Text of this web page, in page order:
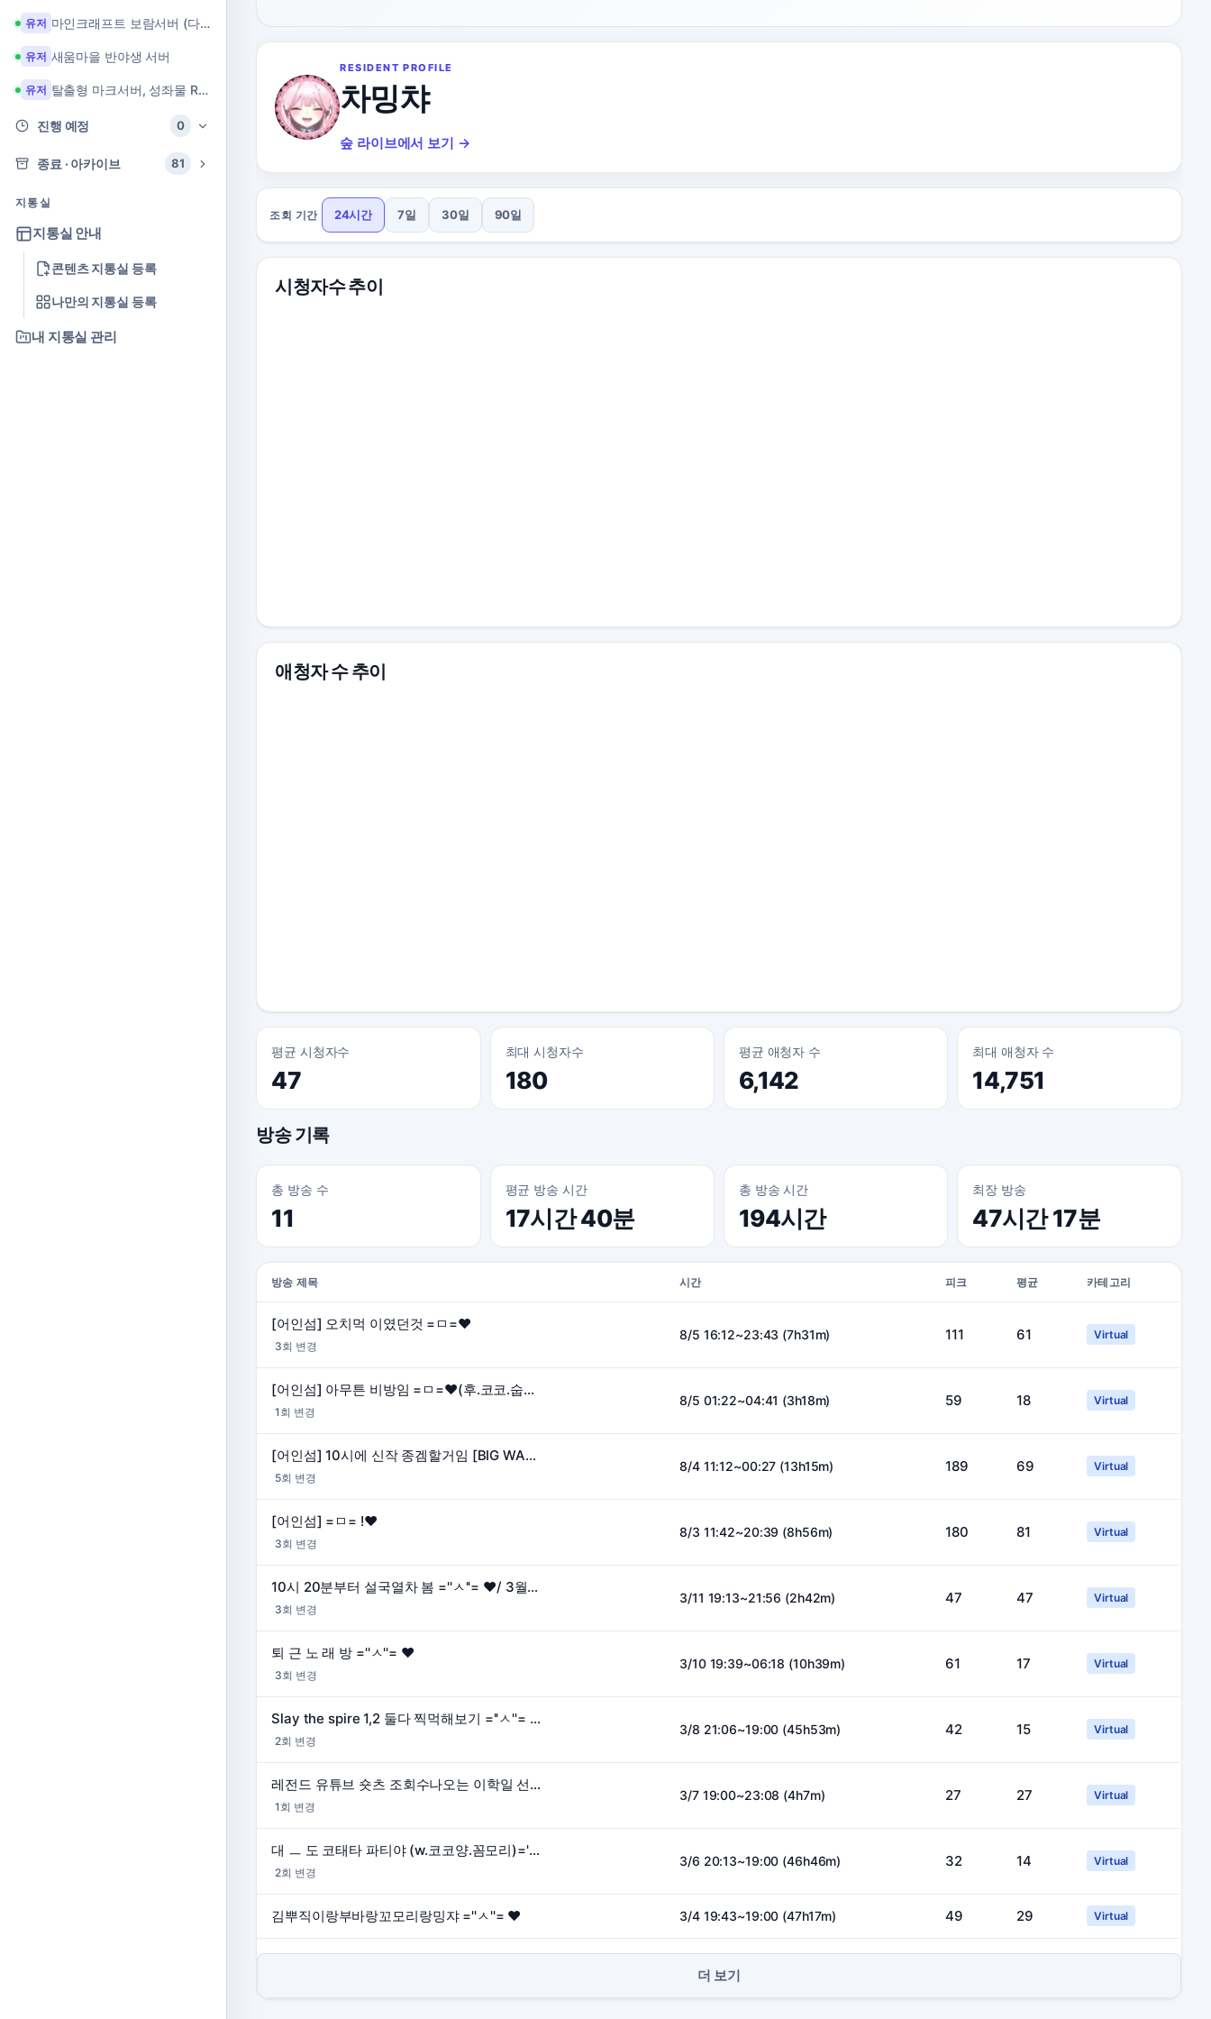
유저 마인크래프트 보람서버 (다이아 + 힐링 서버)
유저 새움마을 반야생 서버
유저 탈출형 마크서버, 성좌물 RPG 마크서버
진행 예정 0
종료 · 아카이브 81
지통실
지통실 안내
콘텐츠 지통실 등록
나만의 지통실 등록
내 지통실 관리
RESIDENT PROFILE
차밍챠
숲 라이브에서 보기 →
조회 기간 24시간 7일 30일 90일
시청자수 추이
애청자 수 추이
평균 시청자수
47
최대 시청자수
180
평균 애청자 수
6,142
최대 애청자 수
14,751
방송 기록
총 방송 수
11
평균 방송 시간
17시간 40분
총 방송 시간
194시간
최장 방송
47시간 17분
방송 제목 시간 피크 평균 카테고리
[어인섬] 오치먹 이였던것 =ㅁ=♥
3회 변경
8/5 16:12~23:43 (7h31m) 111 61 Virtual
[어인섬] 아무튼 비방임 =ㅁ=♥(후.코코.숩니)
1회 변경
8/5 01:22~04:41 (3h18m) 59 18 Virtual
[어인섬] 10시에 신작 종겜할거임 [BIG WALK]=ㅁ= !♥(w.루키아.코코양)
5회 변경
8/4 11:12~00:27 (13h15m) 189 69 Virtual
[어인섬] =ㅁ= !♥
3회 변경
8/3 11:42~20:39 (8h56m) 180 81 Virtual
10시 20분부터 설국열차 봄 =''ㅅ''= ♥/ 3월 방셀 , 역팬데이 판매중
3회 변경
3/11 19:13~21:56 (2h42m) 47 47 Virtual
퇴 근 노 래 방 =''ㅅ''= ♥
3회 변경
3/10 19:39~06:18 (10h39m) 61 17 Virtual
Slay the spire 1,2 둘다 찍먹해보기 =''ㅅ''= ♥
2회 변경
3/8 21:06~19:00 (45h53m) 42 15 Virtual
레전드 유튜브 숏츠 조회수나오는 이학일 선생님과 함께 ^^ .. =''ㅅ''= ♥
1회 변경
3/7 19:00~23:08 (4h7m) 27 27 Virtual
대 ㅡ 도 코태타 파티야 (w.코코양.꼼모리)=''ㅅ''= ♥
2회 변경
3/6 20:13~19:00 (46h46m) 32 14 Virtual
김뿌직이랑부바랑꼬모리랑밍쟈 =''ㅅ''= ♥ 3/4 19:43~19:00 (47h17m) 49 29 Virtual
더 보기